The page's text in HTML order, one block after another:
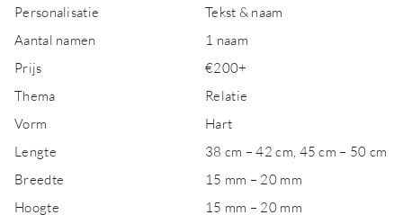
Personalisatie
Tekst & naam
Aantal namen
1 naam
Prijs
€200+
Thema
Relatie
Vorm
Hart
Lengte
38 cm – 42 cm, 45 cm – 50 cm
Breedte
15 mm – 20 mm
Hoogte
15 mm – 20 mm